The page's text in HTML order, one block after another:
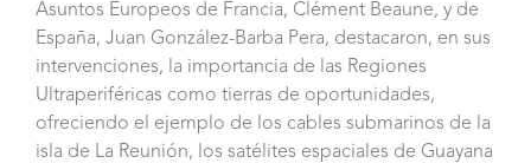
Asuntos Europeos de Francia, Clément Beaune, y de
España, Juan González-Barba Pera, destacaron, en sus
intervenciones, la importancia de las Regiones
Ultraperiféricas como tierras de oportunidades,
ofreciendo el ejemplo de los cables submarinos de la
isla de La Reunión, los satélites espaciales de Guayana